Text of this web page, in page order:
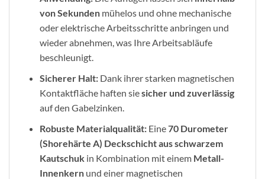
von Sekundenmühelos und ohne mechanische
oder elektrische Arbeitsschritte anbringen und
wieder abnehmen, was Ihre Arbeitsabläufe
beschleunigt.
Sicherer Halt:Dank ihrer starken magnetischen
Kontaktfläche haften siesicher und zuverlässig
auf den Gabelzinken.
Robuste Materialqualität:Eine70 Durometer
(Shorehärte A) Deckschicht aus schwarzem
Kautschukin Kombination mit einem Metall-
Innenkernund einer magnetischen